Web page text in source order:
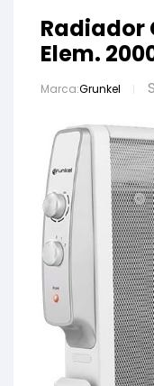
Radiador
Elem.
Marca:Grunkel